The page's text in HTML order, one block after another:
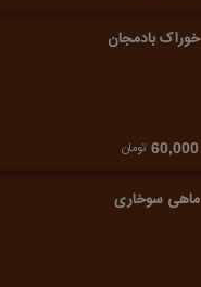
خوراک بادمجان
60,000 تومان
ماهی سوخاری